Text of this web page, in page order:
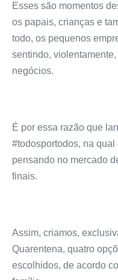
Esses são momentos
os papais, crianças e
todo, os pequenos
sentindo, violentamente,
negócios.
É por essa razão que
#todosportodos, na
pensando no mercado
finais.
Assim, criamos,
Quarentena, quatro
escolhidos, de acordo